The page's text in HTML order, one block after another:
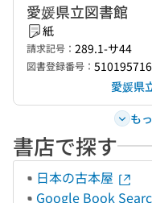
愛媛県立図書館
紙
請求記号： 289.1-サ44
図書登録番号：
愛媛県
も
書店で探す
日本の古本屋
Google Book